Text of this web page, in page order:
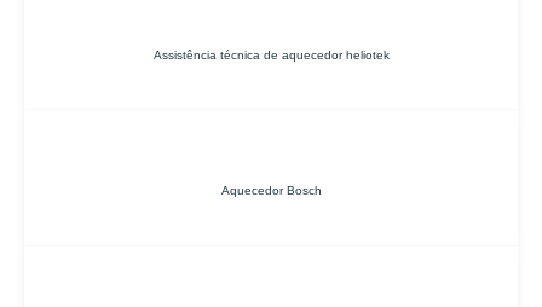
Assistência técnica de aquecedor heliotek
Aquecedor Bosch